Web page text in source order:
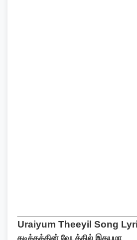
Uraiyum Theeyil Song
கடித்தத்தின் வேடத்தில் இதயமா